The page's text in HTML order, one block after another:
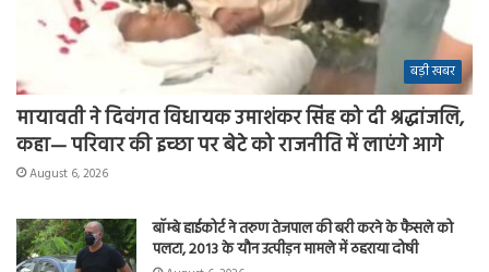
बड़ी खबर
मायावती ने दिवंगत विधायक उमाशंकर सिंह को दी श्रद्धांजलि,
कहा— परिवार की इच्छा पर बेटे को राजनीति में लाएंगे आगे
August 6, 2026
बॉम्बे हाईकोर्ट ने तरुण तेजपाल की बरी करने के फैसले को
पलटा, 2013 के यौन उत्पीड़न मामले में ठहराया दोषी